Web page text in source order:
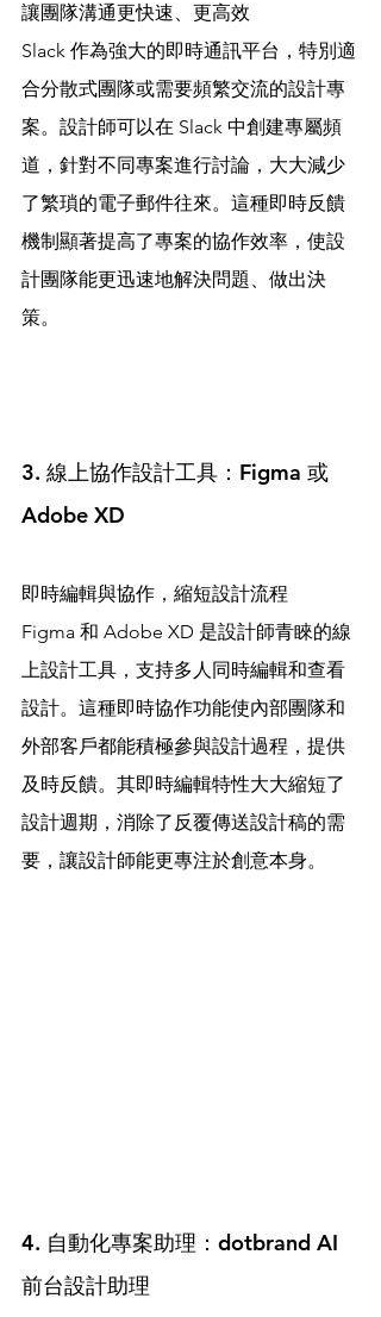
讓團隊溝通更快速、更高效
Slack 作為強大的即時通訊平台，特別適
合分散式團隊或需要頻繁交流的設計專
案。設計師可以在 Slack 中創建專屬頻
道，針對不同專案進行討論，大大減少
了繁瑣的電子郵件往來。這種即時反饋
機制顯著提高了專案的協作效率，使設
計團隊能更迅速地解決問題、做出決
策。
3. 線上協作設計工具：Figma 或
Adobe XD
即時編輯與協作，縮短設計流程
Figma 和 Adobe XD 是設計師青睞的線
上設計工具，支持多人同時編輯和查看
設計。這種即時協作功能使內部團隊和
外部客戶都能積極參與設計過程，提供
及時反饋。其即時編輯特性大大縮短了
設計週期，消除了反覆傳送設計稿的需
要，讓設計師能更專注於創意本身。
4. 自動化專案助理：dotbrand AI
前台設計助理